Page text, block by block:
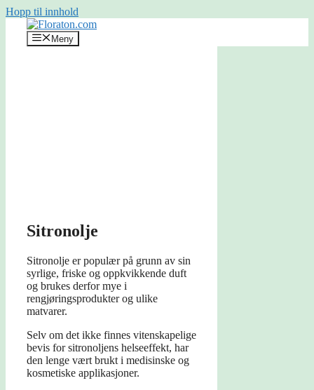
Hopp til innhold
Meny
Sitronolje
Sitronolje er populær på grunn av sin
syrlige, friske og oppkvikkende duft
og brukes derfor mye i
rengjøringsprodukter og ulike
matvarer.
Selv om det ikke finnes vitenskapelige
bevis for sitronoljens helseeffekt, har
den lenge vært brukt i medisinske og
kosmetiske applikasjoner.